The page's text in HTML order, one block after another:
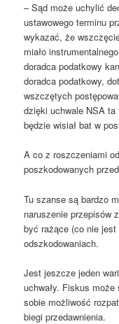
– Sąd może uchylić
ustawowego terminu
wykazać, że
miało
doradca podatkowy
doradca podatkowy,
wszczętych
dzięki uchwale NSA
będzie wisiał bat w
A co z roszczeniami
poszkodowanych
Tu szanse są bardzo
naruszenie przepisów
być rażące (co nie
odszkodowaniach.
Jest jeszcze jeden
uchwały. Fiskus
sobie możliwość
biegi przedawnienia.